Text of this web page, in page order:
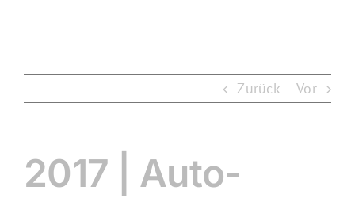
Zurück Vor
2017 | Auto-